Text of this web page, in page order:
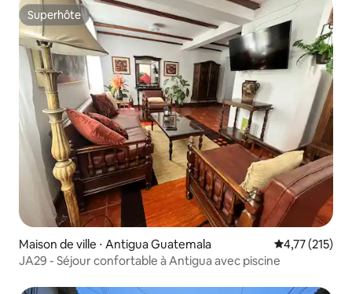
Superhôte
Superhôte
Maison de ville ⋅ Antigua Guatemala Évaluation
4,77 (215)
JA29 - Séjour confortable à Antigua avec piscine